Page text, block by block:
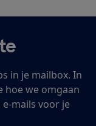
in je mailbox. In
hoe we omgaan
mails voor je